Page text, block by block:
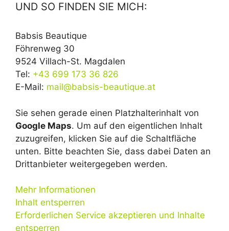
UND SO FINDEN SIE MICH:
Babsis Beautique
Föhrenweg 30
9524 Villach-St. Magdalen
Tel: +43 699 173 36 826
E-Mail: mail@babsis-beautique.at
Sie sehen gerade einen Platzhalterinhalt von
Google Maps. Um auf den eigentlichen Inhalt
zuzugreifen, klicken Sie auf die Schaltfläche
unten. Bitte beachten Sie, dass dabei Daten an
Drittanbieter weitergegeben werden.
Mehr Informationen
Inhalt entsperren
Erforderlichen Service akzeptieren und Inhalte
entsperren